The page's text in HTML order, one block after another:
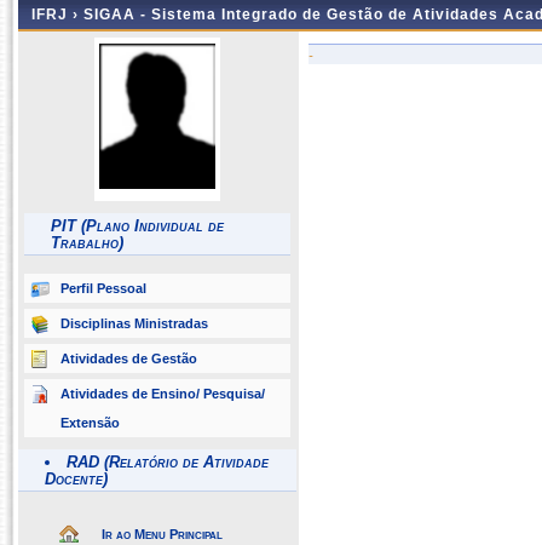
IFRJ › SIGAA - Sistema Integrado de Gestão de Atividades
PIT (Plano Individual de
Trabalho)
Perfil Pessoal
Disciplinas Ministradas
Atividades de Gestão
Atividades de Ensino/ Pesquisa/
Extensão
RAD (Relatório de Atividade
Docente)
Ir ao Menu Principal
-